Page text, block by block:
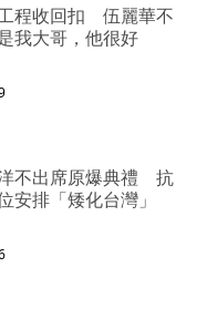
程收回扣 伍麗華不
我大哥，他很好
不出席原爆典禮 抗
安排「矮化台灣」